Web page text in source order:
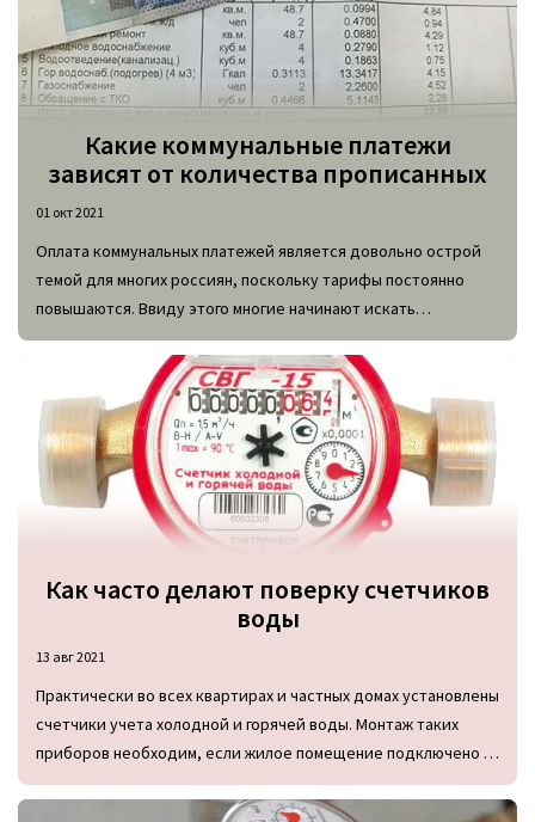
Какие коммунальные платежи
зависят от количества прописанных
01 окт 2021
Оплата коммунальных платежей является довольно острой
темой для многих россиян, поскольку тарифы постоянно
повышаются. Ввиду этого многие начинают искать
различные методы экономии.
Как часто делают поверку счетчиков
воды
13 авг 2021
Практически во всех квартирах и частных домах установлены
счетчики учета холодной и горячей воды. Монтаж таких
приборов необходим, если жилое помещение подключено к
централизованным коммуникациям. В таком случае
собственник может оплачивать расход воды и экономить